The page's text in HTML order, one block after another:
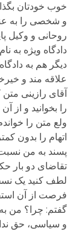
خوب خودتان
و شخصی را به
روحانی و وکیل
دادگاه ویژه به
دیگر هم به
علاقه مند و
آقای رازینی
را بخوانید و از
ولع متن را
اتهام را بدون
پسند به من
تقاضای دو بار
لطف کنید یک
فرصت از آن
گفتم: چرا؟ من به
و سیاسی، حق